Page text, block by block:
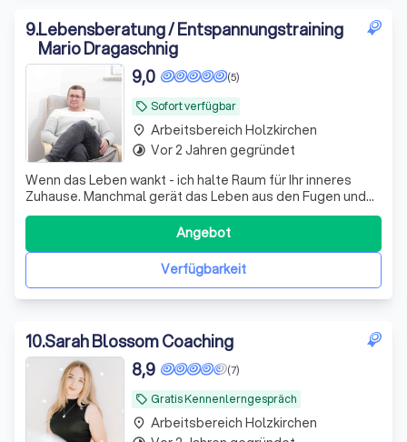
9.Lebensberatung / Entspannungstraining
Mario Dragaschnig
local_offer Sofort verfügbar
(5)
9,0
Wenn das Leben wankt - ich halte Raum für Ihr inneres
Zuhause. Manchmal gerät das Leben aus den Fugen und
es stellt Fragen, auf die es keine schnellen Antworten
gibt. In diesen Momenten bin da.
Verfügbarkeit
Angebot
place Arbeitsbereich Holzkirchen
timelapse Vor 2 Jahren gegründet
10.Sarah Blossom Coaching
local_offer Gratis Kennenlerngespräch
(7)
8,9
place Arbeitsbereich Holzkirchen